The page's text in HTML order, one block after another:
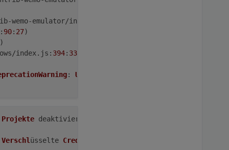
wemo-emulator/index.
: 90: 27)
)
index. js : 394: 33
: Using
Projekte deaktiviert
Verschlüsselte Credentials